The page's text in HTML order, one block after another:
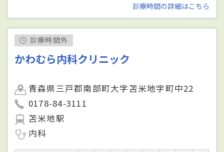
診療時間の詳細はこちら
診療時間外
かわむら内科クリニック
青森県三戸郡南部町大字苫米地字町中22
0178-84-3111
苫米地駅
内科